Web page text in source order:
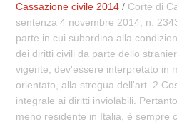
Cassazione civile 2014 / Corte di
sentenza 4 novembre 2014, n.
parte in cui subordina alla
dei diritti civili da parte dello
vigente, dev'essere interpretato in
orientato, alla stregua dell'art. 2
integrale ai diritti inviolabili.
meno residente in Italia, è sempre